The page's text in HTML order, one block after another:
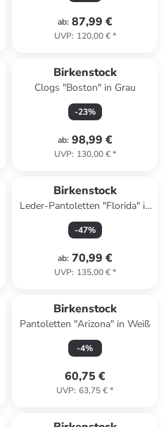
ab: 87,99 €
UVP: 120,00 €*
Birkenstock
Clogs "Boston" in Grau
-23%
ab: 98,99 €
UVP: 130,00 €*
Birkenstock
Leder-Pantoletten "Florida" in
Beige
-47%
ab: 70,99 €
UVP: 135,00 €*
Birkenstock
Pantoletten "Arizona" in Weiß
-4%
60,75 €
UVP: 63,75 €*